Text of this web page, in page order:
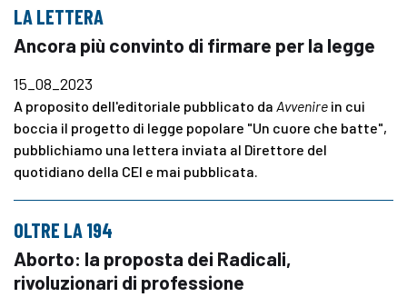
LA LETTERA
Ancora più convinto di firmare per la legge
15_08_2023
A proposito dell'editoriale pubblicato da Avvenire in cui
boccia il progetto di legge popolare "Un cuore che batte",
pubblichiamo una lettera inviata al Direttore del
quotidiano della CEI e mai pubblicata.
OLTRE LA 194
Aborto: la proposta dei Radicali,
rivoluzionari di professione